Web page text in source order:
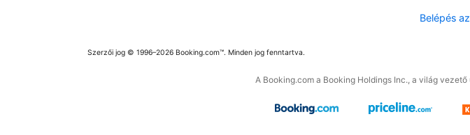
Belépés
Szerzői jog © 1996–2026 Booking.com™. Minden jog fenntartva.
A Booking.com a Booking Holdings Inc., a világ